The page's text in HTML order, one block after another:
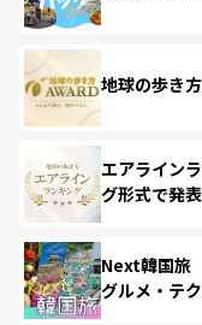
地球の歩き
エアライン
グ形式で発表
Next韓国旅
グルメ・テ